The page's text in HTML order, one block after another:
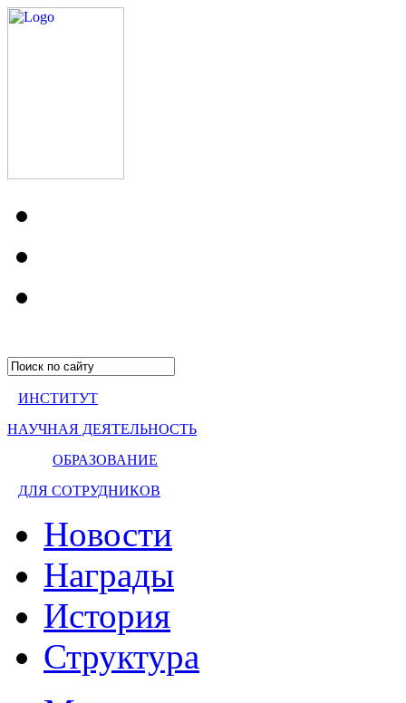
ИНСТИТУТ
НАУЧНАЯ ДЕЯТЕЛЬНОСТЬ
ОБРАЗОВАНИЕ
ДЛЯ СОТРУДНИКОВ
Новости
Награды
История
Структура